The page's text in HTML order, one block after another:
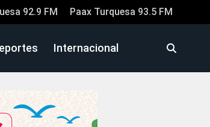
92.9 FM Paax Turquesa 93.5 FM
Internacional